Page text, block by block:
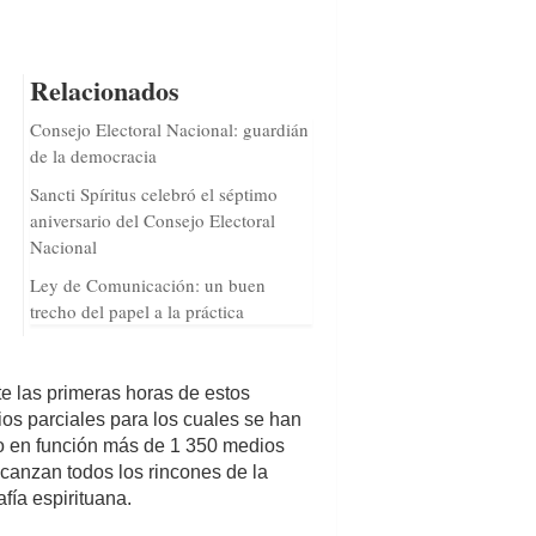
Relacionados
Consejo Electoral Nacional: guardián
de la democracia
Sancti Spíritus celebró el séptimo
aniversario del Consejo Electoral
Nacional
Ley de Comunicación: un buen
trecho del papel a la práctica
las primeras horas de estos
parciales para los cuales se han
en función más de 1 350 medios
todos los rincones de la
espirituana.